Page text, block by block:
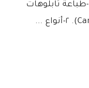
والأعلان محتويات المقالة: ١-طباعة تابلوهات